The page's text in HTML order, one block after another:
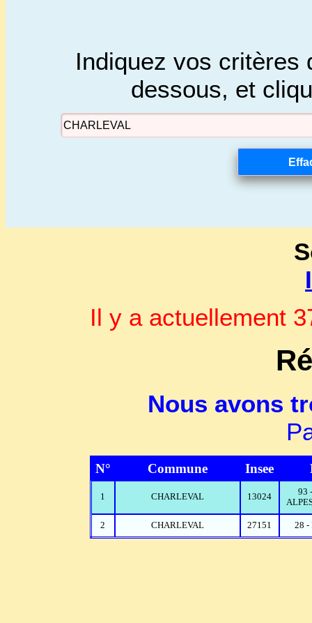
Indiquez vos critères
dessous, et
Il y a actuellement
Nous avons
N° Commune Insee
1 CHARLEVAL 13024
93
2 CHARLEVAL 27151 28 -